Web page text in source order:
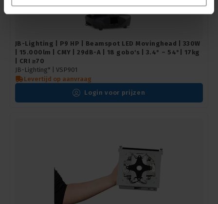
JB-Lighting | P9 HP | Beamspot LED Movinghead | 330W
| 15.000lm | CMY | 29dB-A | 18 gobo's | 3.4° – 54°| 17kg
| CRI ≥70
JB-Lighting* | VSP901
Levertijd op aanvraag
Login voor prijzen